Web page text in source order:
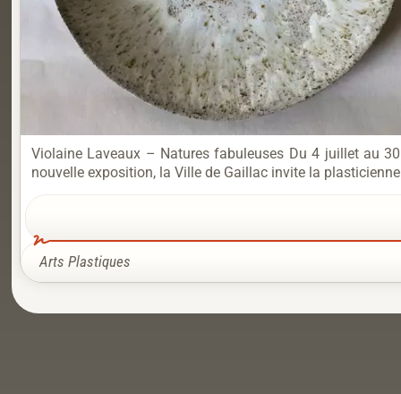
Violaine Laveaux – Natures fabuleuses Du 4 juillet au
nouvelle exposition, la Ville de Gaillac invite la
Arts Plastiques